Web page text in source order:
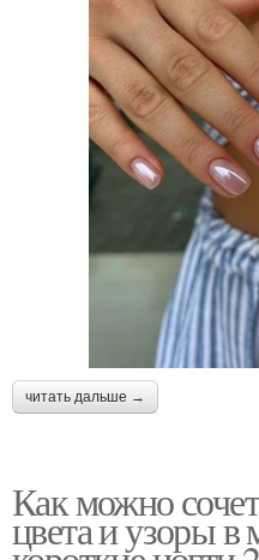
читать дальше →
Как можно
цвета и узоры